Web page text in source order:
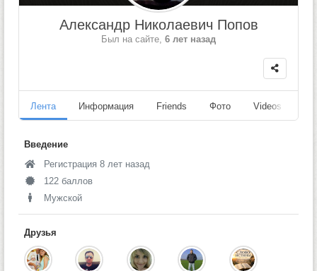
Александр Николаевич Попов
Был на сайте, 6 лет назад
Лента Информация Friends Фото Videos
Введение
Регистрация 8 лет назад
122 баллов
Мужской
Друзья